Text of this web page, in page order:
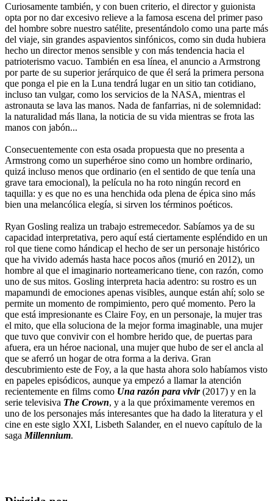
Curiosamente también, y con buen criterio, el director y guionista
opta por no dar excesivo relieve a la famosa escena del primer paso
del hombre sobre nuestro satélite, presentándolo como una parte más
del viaje, sin grandes aspavientos sinfónicos, como sin duda hubiera
hecho un director menos sensible y con más tendencia hacia el
patrioterismo vacuo. También en esa línea, el anuncio a Armstrong
por parte de su superior jerárquico de que él será la primera persona
que ponga el pie en la Luna tendrá lugar en un sitio tan cotidiano,
incluso tan vulgar, como los servicios de la NASA, mientras el
astronauta se lava las manos. Nada de fanfarrias, ni de solemnidad:
la naturalidad más llana, la noticia de su vida mientras se frota las
manos con jabón...
Consecuentemente con esta osada propuesta que no presenta a
Armstrong como un superhéroe sino como un hombre ordinario,
quizá incluso menos que ordinario (en el sentido de que tenía una
grave tara emocional), la película no ha roto ningún record en
taquilla: y es que no es una henchida oda plena de épica sino más
bien una melancólica elegía, si sirven los términos poéticos.
Ryan Gosling realiza un trabajo estremecedor. Sabíamos ya de su
capacidad interpretativa, pero aquí está ciertamente espléndido en un
rol que tiene como hándicap el hecho de ser un personaje histórico
que ha vivido además hasta hace pocos años (murió en 2012), un
hombre al que el imaginario norteamericano tiene, con razón, como
uno de sus mitos. Gosling interpreta hacia adentro: su rostro es un
mapamundi de emociones apenas visibles, aunque están ahí; solo se
permite un momento de rompimiento, pero qué momento. Pero la
que está impresionante es Claire Foy, en un personaje, la mujer tras
el mito, que ella soluciona de la mejor forma imaginable, una mujer
que tuvo que convivir con el hombre herido que, de puertas para
afuera, era un héroe nacional, una mujer que hubo de ser el ancla al
que se aferró un hogar de otra forma a la deriva. Gran
descubrimiento este de Foy, a la que hasta ahora solo habíamos visto
en papeles episódicos, aunque ya empezó a llamar la atención
recientemente en films como Una razón para vivir(2017) y en la
serie televisiva The Crown, y a la que próximamente veremos en
uno de los personajes más interesantes que ha dado la literatura y el
cine en este siglo XXI, Lisbeth Salander, en el nuevo capítulo de la
saga Millennium.